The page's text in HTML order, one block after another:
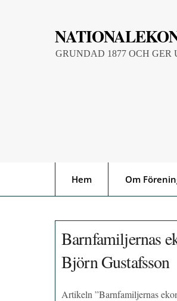
GRUNDAD 1877 OCH
Hem Om
Barnfamiljernas
Björn Gustafsson
Artikeln ”Barnfamiljernas